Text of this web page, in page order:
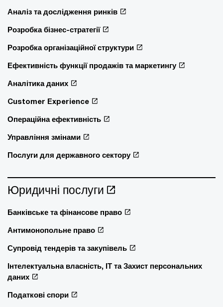
Аналіз та дослідження ринків
Розробка бізнес-стратегії
Розробка організаційної структури
Ефективність функції продажів та маркетингу
Аналітика даних
Customer Experience
Операційна ефективність
Управління змінами
Послуги для державного сектору
Юридичні послуги
Банківське та фінансове право
Антимонопольне право
Супровід тендерів та закупівель
Інтелектуальна власність, ІТ та Захист персональних
даних
Податкові спори